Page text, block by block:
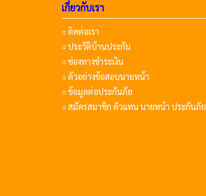
เกี่ยวกับเรา
○ ติดต่อเรา
○ ประวัติบ้านประกัน
○ ช่องทางชำระเงิน
○ ตัวอย่างข้อสอบนายหน้า
○ ข้อมูลต่อประกันภัย
○ สมัครสมาชิก ตัวแทน นายหน้า ประกันภัย